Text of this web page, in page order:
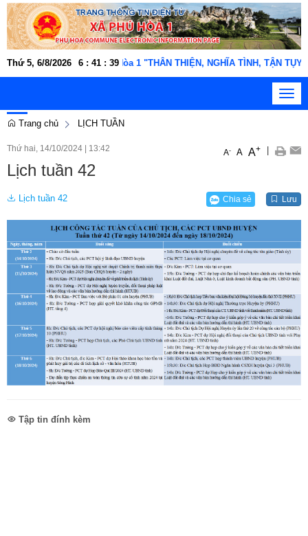
Thứ 5, 6/8/2026 6 : 41 : 40
lao động xã Phú Hòa 1 "THÂN THIỆN, NGHĨA TÌNH, TẬN TỤY,
Trang chủ
LỊCH TUẦN
Thứ hai, 14/10/2024 13:42 A- A A+
Lịch tuần 42
Lịch tuần 42 Chia sẻ Lưu
Tập tin đính kèm